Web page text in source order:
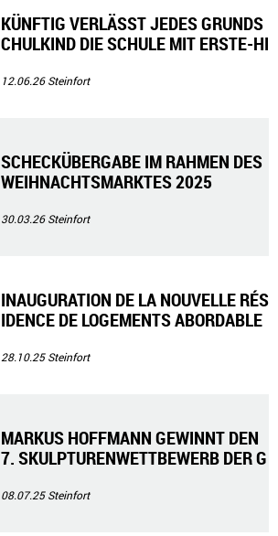
KÜNFTIG VERLÄSST JEDES GRUNDS
CHULKIND DIE SCHULE MIT ERSTE-HI
12.06.26Steinfort
SCHECKÜBERGABE IM RAHMEN DES
WEIHNACHTSMARKTES 2025
30.03.26Steinfort
INAUGURATION DE LA NOUVELLE RÉS
IDENCE DE LOGEMENTS ABORDABLE
28.10.25Steinfort
MARKUS HOFFMANN GEWINNT DEN
7. SKULPTURENWETTBEWERB DER G
08.07.25Steinfort